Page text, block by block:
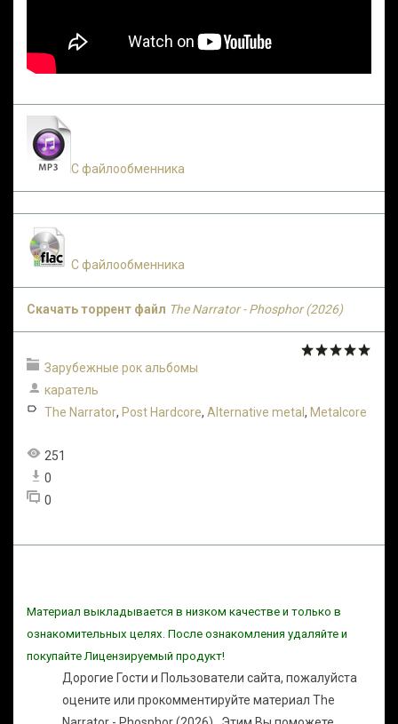
С файлообменника
С файлообменника
Скачать торрент файл The Narrator - Phosphor (2026)
Зарубежные рок альбомы
каратель
The Narrator, Post Hardcore, Alternative metal , Metalcore
251
0
0
Материал выкладывается в низком качестве и только в
ознакомительных целях. После ознакомления удаляйте и
покупайте Лицензируемый продукт!
Дорогие Гости и Пользователи сайта, пожалуйста
оцените или прокомментируйте материал The